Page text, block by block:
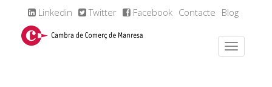
Linkedin Twitter Facebook Contacte Blog